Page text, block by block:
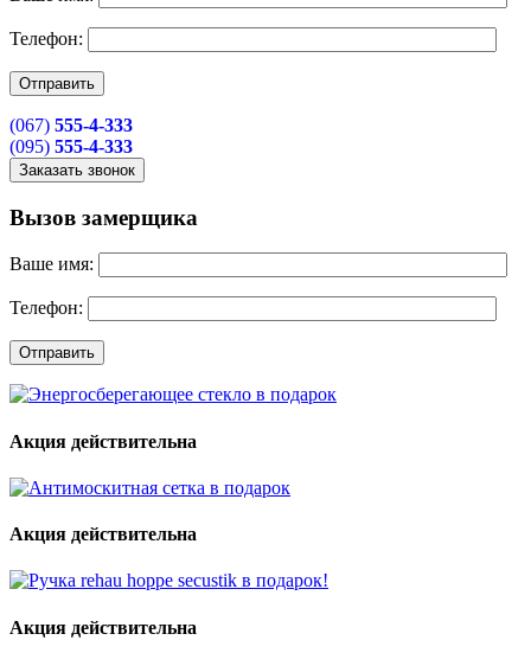
Телефон:
(067) 555-4-333
(095) 555-4-333
Вызов замерщика
Ваше имя:
Телефон:
Акция действительна
Акция действительна
Акция действительна